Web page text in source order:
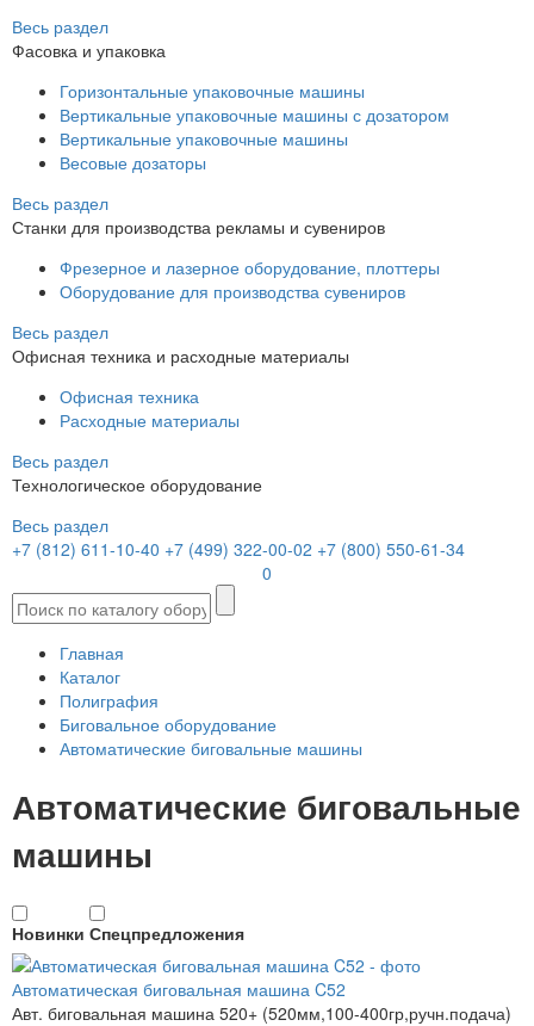
Весь раздел
Фасовка и упаковка
Горизонтальные упаковочные машины
Вертикальные упаковочные машины с дозатором
Вертикальные упаковочные машины
Весовые дозаторы
Весь раздел
Станки для производства рекламы и сувениров
Фрезерное и лазерное оборудование, плоттеры
Оборудование для производства сувениров
Весь раздел
Офисная техника и расходные материалы
Офисная техника
Расходные материалы
Весь раздел
Технологическое оборудование
Весь раздел
+7 (812) 611-10-40 +7 (499) 322-00-02 +7 (800) 550-61-34
0
Главная
Каталог
Полиграфия
Биговальное оборудование
Автоматические биговальные машины
Автоматические биговальные
машины
Новинки Спецпредложения
Автоматическая биговальная машина C52
Авт. биговальная машина 520+ (520мм,100-400гр,ручн.подача)